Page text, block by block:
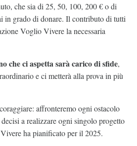
che sia di 25, 50, 100, 200 € o di
in grado di donare. Il contributo di tutti
Voglio Vivere la necessaria
che ci aspetta sarà carico di sfide,
e ci metterà alla prova in più
affronteremo ogni ostacolo
a realizzare ogni singolo progetto
ha pianificato per il 2025.